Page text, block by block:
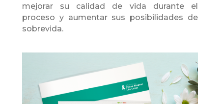
mejorar su calidad de vida durante el
proceso y aumentar sus posibilidades de
sobrevida.